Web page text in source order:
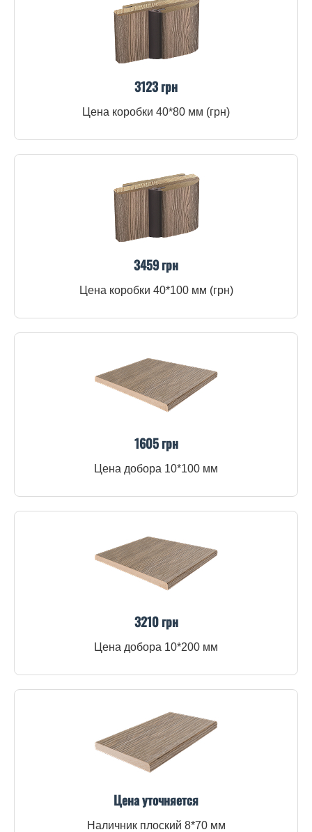
3123 грн
Цена коробки 40*80 мм (грн)
3459 грн
Цена коробки 40*100 мм (грн)
1605 грн
Цена добора 10*100 мм
3210 грн
Цена добора 10*200 мм
Цена уточняется
Наличник плоский 8*70 мм